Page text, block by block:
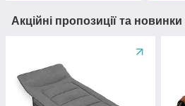
Акційні пропозиції та новинки